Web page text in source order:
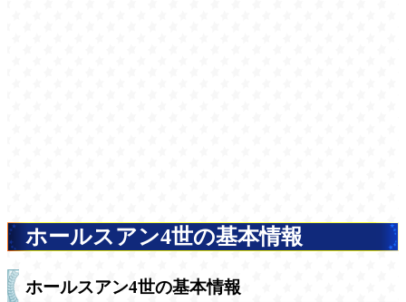
ホールスアン4世の基本情報
ホールスアン4世の基本情報